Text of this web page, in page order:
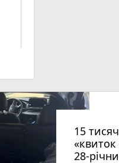
15
28-